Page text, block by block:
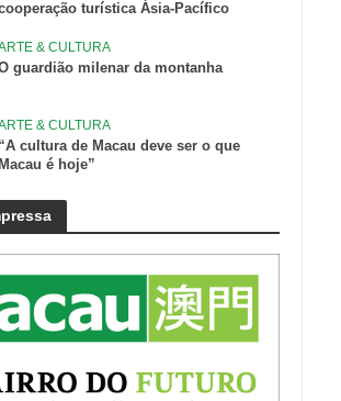
turística Ásia-Pacífico
& CULTURA
guardião milenar da montanha
& CULTURA
“A cultura de Macau deve ser o que
Macau é hoje”